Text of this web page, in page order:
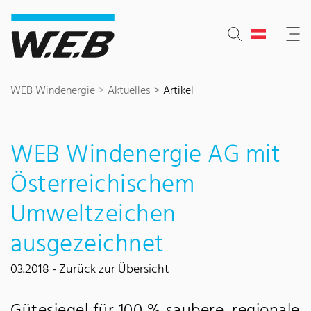
Inhaltsbereich
Suche
Hauptnavigation
Kontakt
Footer
WEB Windenergie Aktuelles Artikel
WEB Windenergie AG mit
Österreichischem
Umweltzeichen
ausgezeichnet
03.2018 -Zurück zur Übersicht